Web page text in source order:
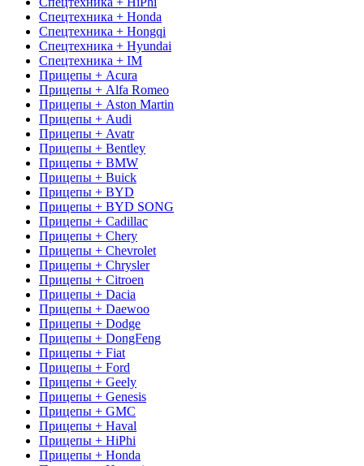
Спецтехника + Honda
Спецтехника + Hongqi
Спецтехника + Hyundai
Спецтехника + IM
Прицепы + Acura
Прицепы + Alfa Romeo
Прицепы + Aston Martin
Прицепы + Audi
Прицепы + Avatr
Прицепы + Bentley
Прицепы + BMW
Прицепы + Buick
Прицепы + BYD
Прицепы + BYD SONG
Прицепы + Cadillac
Прицепы + Chery
Прицепы + Chevrolet
Прицепы + Chrysler
Прицепы + Citroen
Прицепы + Dacia
Прицепы + Daewoo
Прицепы + Dodge
Прицепы + DongFeng
Прицепы + Fiat
Прицепы + Ford
Прицепы + Geely
Прицепы + Genesis
Прицепы + GMC
Прицепы + Haval
Прицепы + HiPhi
Прицепы + Honda